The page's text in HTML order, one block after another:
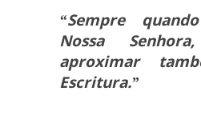
“Sempre
Nossa
aproximar
Escritura.”